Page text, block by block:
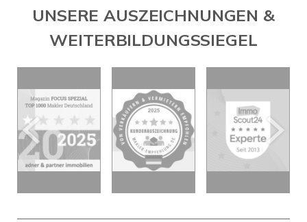
UNSERE AUSZEICHNUNGEN &
WEITERBILDUNGSSIEGEL